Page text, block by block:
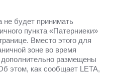
не будет принимать
пункта «Патерниеки»
Вместо этого для
зоне во время
дополнительно размещены
этом, как сообщает LETA,